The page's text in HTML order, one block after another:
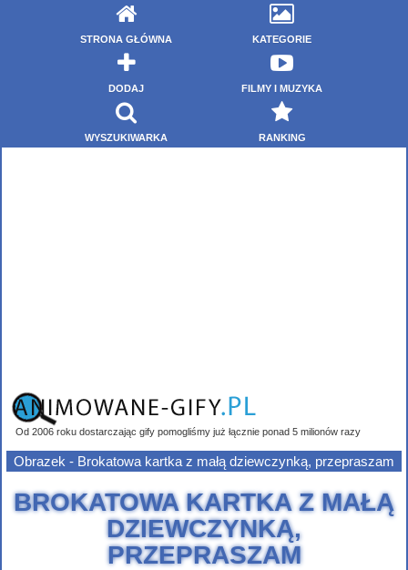
STRONA GŁÓWNA KATEGORIE
DODAJ FILMY I MUZYKA
WYSZUKIWARKA RANKING
Od 2006 roku dostarczając gify pomogliśmy już łącznie ponad 5 milionów razy
Obrazek - Brokatowa kartka z małą dziewczynką, przepraszam
BROKATOWA KARTKA Z MAŁĄ
DZIEWCZYNKĄ,
PRZEPRASZAM